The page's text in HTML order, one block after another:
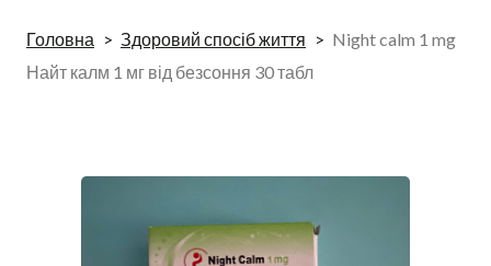
Головна Здоровий спосіб життя
Night calm 1 mg
Найт калм 1 мг від безсоння 30 табл